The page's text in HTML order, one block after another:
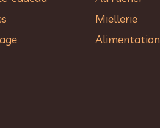
Miellerie
Alimentation